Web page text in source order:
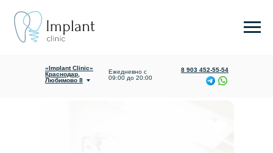
«Implant Clinic»
Краснодар,
Любимово 8
Ежедневно с
09:00 до 20:00
8 903 452-55-54
«Implant Clinic»
Яблоновский,
Гагарина 165/1